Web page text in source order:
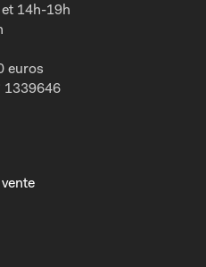
14h-19h
euros
1339646